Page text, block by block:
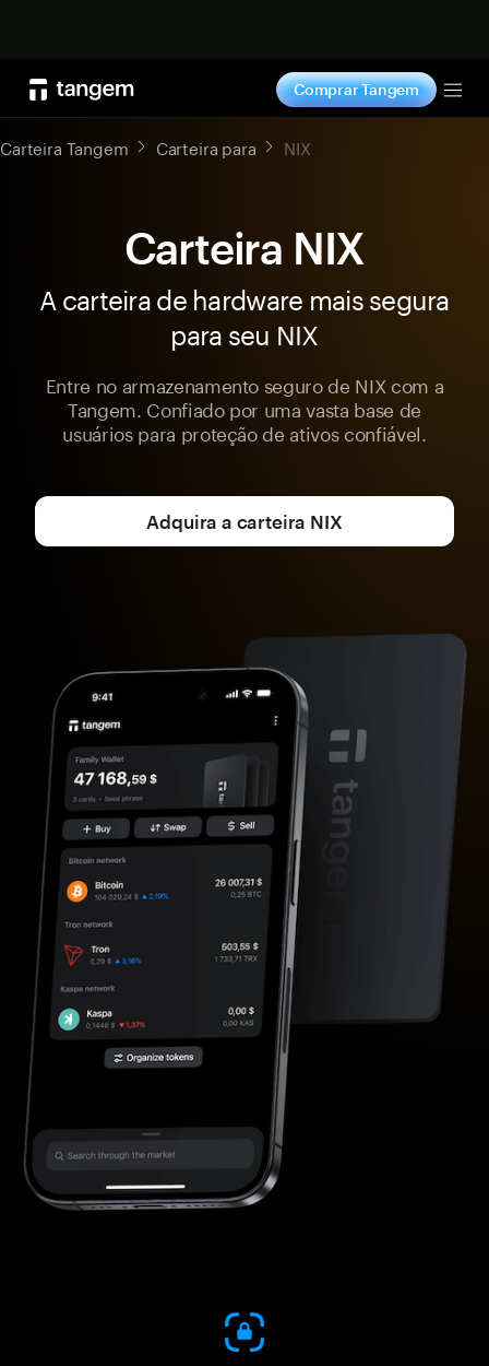
Comprar Tangem
Carteira Tangem Carteira para NIX
Carteira NIX
A carteira de hardware mais segura
para seu NIX
Entre no armazenamento seguro de NIX com a
Tangem. Confiado por uma vasta base de
usuários para proteção de ativos confiável.
Adquira a carteira NIX